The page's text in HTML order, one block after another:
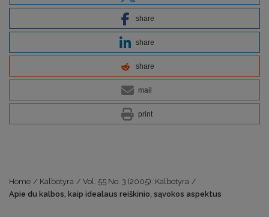
share
share
share
mail
print
Home / Kalbotyra / Vol. 55 No. 3 (2005): Kalbotyra /
Apie du kalbos, kaip idealaus reiškinio, sąvokos aspektus